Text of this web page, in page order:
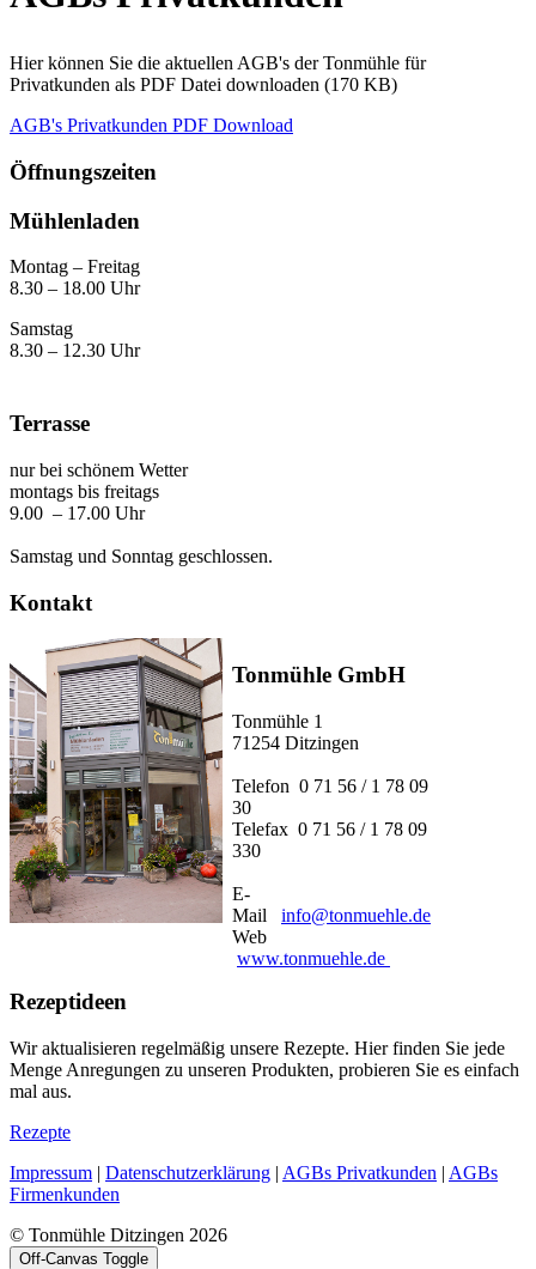
Hier können Sie die aktuellen AGB's der Tonmühle für
Privatkunden als PDF Datei downloaden (170 KB)
AGB's Privatkunden PDF Download
Öffnungszeiten
Mühlenladen
Montag – Freitag
8.30 – 18.00 Uhr
Samstag
8.30 – 12.30 Uhr
Terrasse
nur bei schönem Wetter
montags bis freitags
9.00 – 17.00 Uhr
Samstag und Sonntag geschlossen.
Kontakt
Tonmühle GmbH
Tonmühle 1
71254 Ditzingen
Telefon 0 71 56 / 1 78 09
30
Telefax 0 71 56 / 1 78 09
330
E-
Mail
info@tonmuehle.de
Web
www.tonmuehle.de
Rezeptideen
Wir aktualisieren regelmäßig unsere Rezepte. Hier finden Sie jede
Menge Anregungen zu unseren Produkten, probieren Sie es einfach
mal aus.
Rezepte
Impressum | Datenschutzerklärung | AGBs Privatkunden | AGBs
Firmenkunden
© Tonmühle Ditzingen 2026
Off-Canvas Toggle